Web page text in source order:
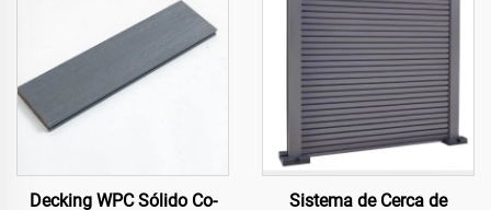
Decking WPC Sólido Co-
Sistema de Cerca de